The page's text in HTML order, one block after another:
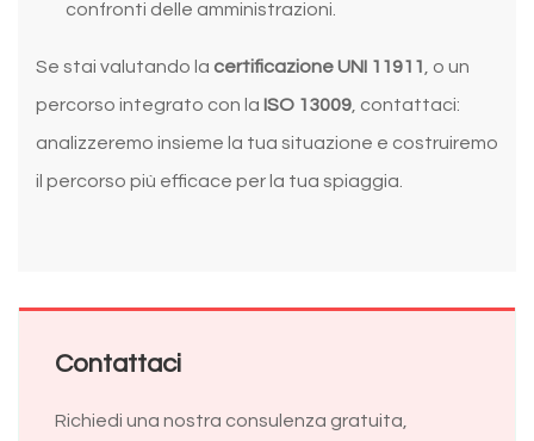
confronti delle amministrazioni.
Se stai valutando la certificazione UNI 11911, o un
percorso integrato con la ISO 13009, contattaci:
analizzeremo insieme la tua situazione e costruiremo
il percorso più efficace per la tua spiaggia.
Contattaci
Richiedi una nostra consulenza gratuita,